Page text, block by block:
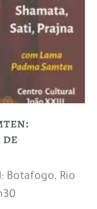
Botafogo, Rio